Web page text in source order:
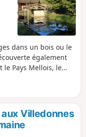
dans un bois ou le
également
le Pays Mellois, le
alterne de
portions avec des
des routes peu
Villedonnes